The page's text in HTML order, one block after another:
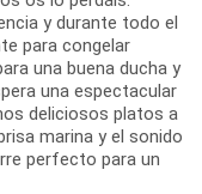
y durante todo el
para congelar
una buena ducha y
una espectacular
deliciosos platos a
marina y el sonido
perfecto para un